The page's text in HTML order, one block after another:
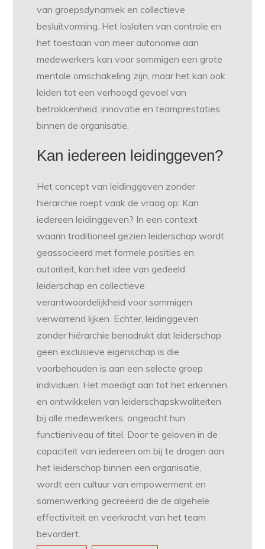
van groepsdynamiek en collectieve
besluitvorming. Het loslaten van controle en
het toestaan van meer autonomie aan
medewerkers kan voor sommigen een grote
mentale omschakeling zijn, maar het kan ook
leiden tot een verhoogd gevoel van
betrokkenheid, innovatie en teamprestaties
binnen de organisatie.
Kan iedereen leidinggeven?
Het concept van leidinggeven zonder
hiërarchie roept vaak de vraag op: Kan
iedereen leidinggeven? In een context
waarin traditioneel gezien leiderschap wordt
geassocieerd met formele posities en
autoriteit, kan het idee van gedeeld
leiderschap en collectieve
verantwoordelijkheid voor sommigen
verwarrend lijken. Echter, leidinggeven
zonder hiërarchie benadrukt dat leiderschap
geen exclusieve eigenschap is die
voorbehouden is aan een selecte groep
individuen. Het moedigt aan tot het erkennen
en ontwikkelen van leiderschapskwaliteiten
bij alle medewerkers, ongeacht hun
functieniveau of titel. Door te geloven in de
capaciteit van iedereen om bij te dragen aan
het leiderschap binnen een organisatie,
wordt een cultuur van empowerment en
samenwerking gecreëerd die de algehele
effectiviteit en veerkracht van het team
bevordert.